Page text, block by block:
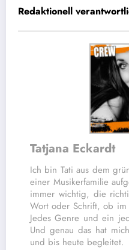
Redaktionell
Tatjana Eckardt
Ich bin Tati aus dem
einer Musikerfamilie
immer wichtig, die
Wort oder Schrift, ob
Jedes Genre und ein
Und genau das hat
und bis heute begleitet.